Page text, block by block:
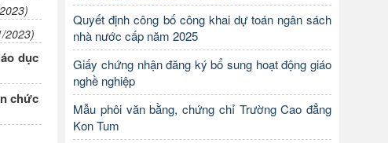
2023)
dục
chức
Quyết định công bố công khai dự toán ngân sách
nhà nước cấp năm 2025
Giấy chứng nhận đăng ký bổ sung hoạt động giáo
nghề nghiệp
Mẫu phôi văn bằng, chứng chỉ Trường Cao đẳng
Kon Tum